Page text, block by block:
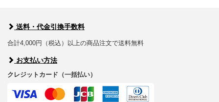
送料・代金引換手数料
合計4,000円（税込）以上の商品注文で送料無料
お支払い方法
クレジットカード（一括払い）